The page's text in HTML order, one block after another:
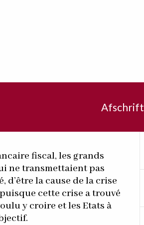
Afschrift
fiscal, les grands
ne transmettaient pas
d’être la cause de la crise
cette crise a trouvé
y croire et les Etats à